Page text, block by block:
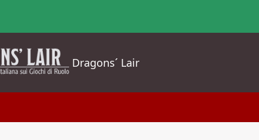
Dragons´ Lair